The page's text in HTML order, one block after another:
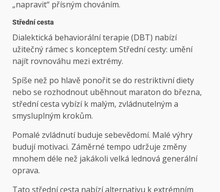
„napravit“ přísným chováním.
Střední cesta
Dialektická behaviorální terapie (DBT) nabízí
užitečný rámec s konceptem Střední cesty: umění
najít rovnováhu mezi extrémy.
Spíše než po hlavě ponořit se do restriktivní diety
nebo se rozhodnout uběhnout maraton do března,
střední cesta vybízí k malým, zvládnutelným a
smysluplným krokům.
Pomalé zvládnutí buduje sebevědomí. Malé výhry
budují motivaci. Záměrné tempo udržuje změny
mnohem déle než jakákoli velká lednová generální
oprava.
Tato střední cesta nabízí alternativu k extrémním